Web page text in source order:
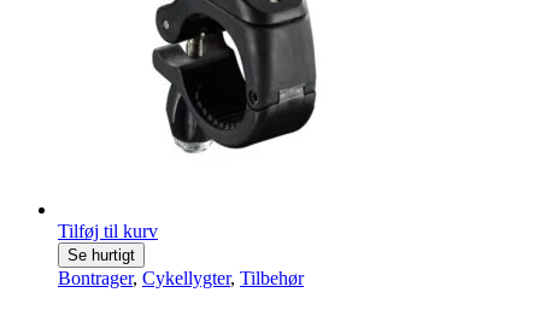
Tilføj til kurv
Se hurtigt
Bontrager, Cykellygter, Tilbehør